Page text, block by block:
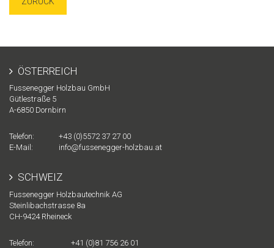
ÖSTERREICH
Fussenegger Holzbau GmbH
Gütlestraße 5
A-6850 Dornbirn
Telefon:
+43 (0)5572 37 27 00
E-Mail:
info@fussenegger-holzbau.at
SCHWEIZ
Fussenegger Holzbautechnik AG
Steinlibachstrasse 8a
CH-9424 Rheineck
Telefon: +41 (0)81 756 26 01